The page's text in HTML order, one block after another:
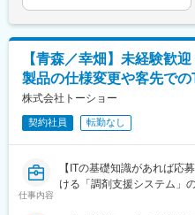
ンスを両立し、今後も安定
います。管理部門の強化は
を担える存在を求めていま
変更の範囲：会社の定める
れた仕事をこなすだけでは
す。将来的には管理グルー
ます。
※総合職での採用となります
可能性がございます。
■経営に近い立場で価値を
総務は会社全体を俯瞰でき
実感に物足りなさを感じて
一段高い視座を得られる環境
性があります。月給(月額)
【青森／幸畑】未経験歓
製品の仕様変更や客先での
株式会社トーショー
契約社員 転勤なし
仕事内容
【ITの基礎知識があれば応
ける「調剤支援システム」